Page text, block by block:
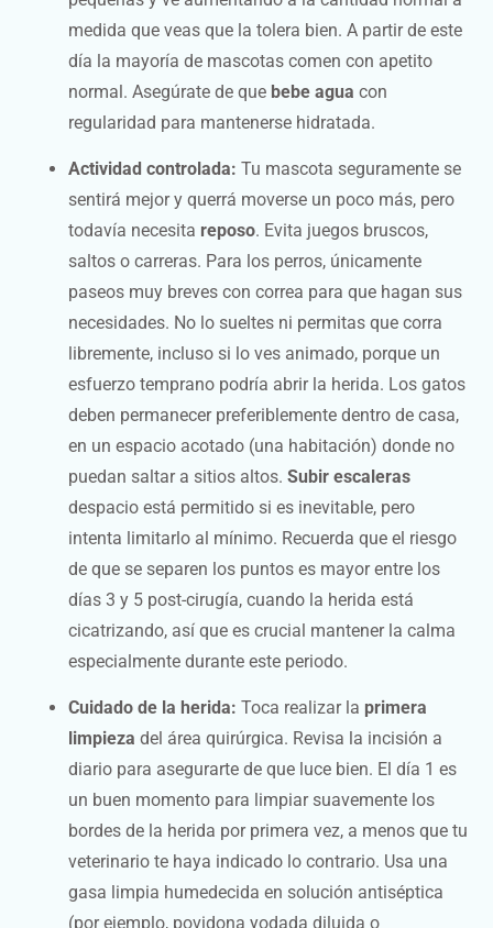
medida que veas que la tolera bien. A partir de este
día la mayoría de mascotas comen con apetito
normal. Asegúrate de que bebe agua con
regularidad para mantenerse hidratada.
Actividad controlada: Tu mascota seguramente se
sentirá mejor y querrá moverse un poco más, pero
todavía necesita reposo. Evita juegos bruscos,
saltos o carreras. Para los perros, únicamente
paseos muy breves con correa para que hagan sus
necesidades. No lo sueltes ni permitas que corra
libremente, incluso si lo ves animado, porque un
esfuerzo temprano podría abrir la herida. Los gatos
deben permanecer preferiblemente dentro de casa,
en un espacio acotado (una habitación) donde no
puedan saltar a sitios altos.Subir escaleras
despacio está permitido si es inevitable, pero
intenta limitarlo al mínimo. Recuerda que el riesgo
de que se separen los puntos es mayor entre los
días 3 y 5 post-cirugía, cuando la herida está
cicatrizando, así que es crucial mantener la calma
especialmente durante este periodo.
Cuidado de la herida: Toca realizar la primera
limpieza del área quirúrgica. Revisa la incisión a
diario para asegurarte de que luce bien. El día 1 es
un buen momento para limpiar suavemente los
bordes de la herida por primera vez, a menos que tu
veterinario te haya indicado lo contrario. Usa una
gasa limpia humedecida en solución antiséptica
(por ejemplo, povidona yodada diluida o